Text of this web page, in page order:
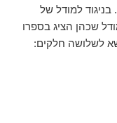
למודל של
שכהן הציג בספרו
לשלושה חלקים: